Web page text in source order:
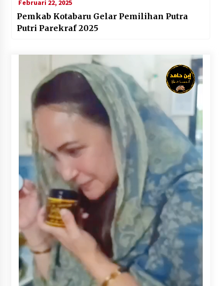
Februari 22, 2025
Pemkab Kotabaru Gelar Pemilihan Putra
Putri Parekraf 2025